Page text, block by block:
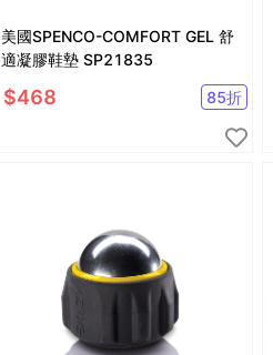
美國SPENCO-COMFORT GEL 舒
適凝膠鞋墊 SP21835
$468 85折